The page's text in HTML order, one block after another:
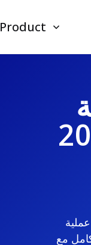
Product
عملية
مع